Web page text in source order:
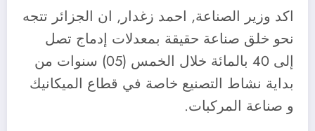
اكد وزير الصناعة, احمد زغدار, ان الجزائر تتجه
نحو خلق صناعة حقيقة بمعدلات إدماج تصل
إلى 40 بالمائة خلال الخمس (05) سنوات من
بداية نشاط التصنيع خاصة في قطاع الميكانيك
و صناعة المركبات.